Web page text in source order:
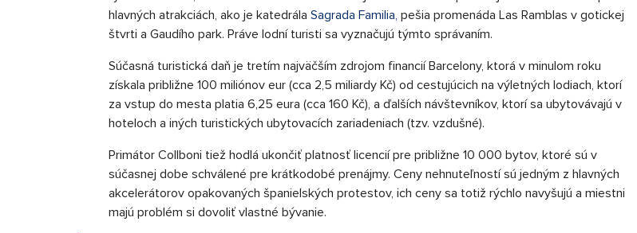
hlavných atrakciách, ako je katedrála Sagrada Familia, pešia promenáda Las Ramblas v gotickej
štvrti a Gaudího park. Práve lodní turisti sa vyznačujú týmto správaním.
Súčasná turistická daň je tretím najväčším zdrojom financií Barcelony, ktorá v minulom roku
získala približne 100 miliónov eur (cca 2,5 miliardy Kč) od cestujúcich na výletných lodiach, ktorí
za vstup do mesta platia 6,25 eura (cca 160 Kč), a ďalších návštevníkov, ktorí sa ubytovávajú v
hoteloch a iných turistických ubytovacích zariadeniach (tzv. vzdušné).
Primátor Collboni tiež hodlá ukončiť platnosť licencií pre približne 10 000 bytov, ktoré sú v
súčasnej dobe schválené pre krátkodobé prenájmy. Ceny nehnuteľností sú jedným z hlavných
akcelerátorov opakovaných španielských protestov, ich ceny sa totiž rýchlo navyšujú a miestni
majú problém si dovoliť vlastné bývanie.